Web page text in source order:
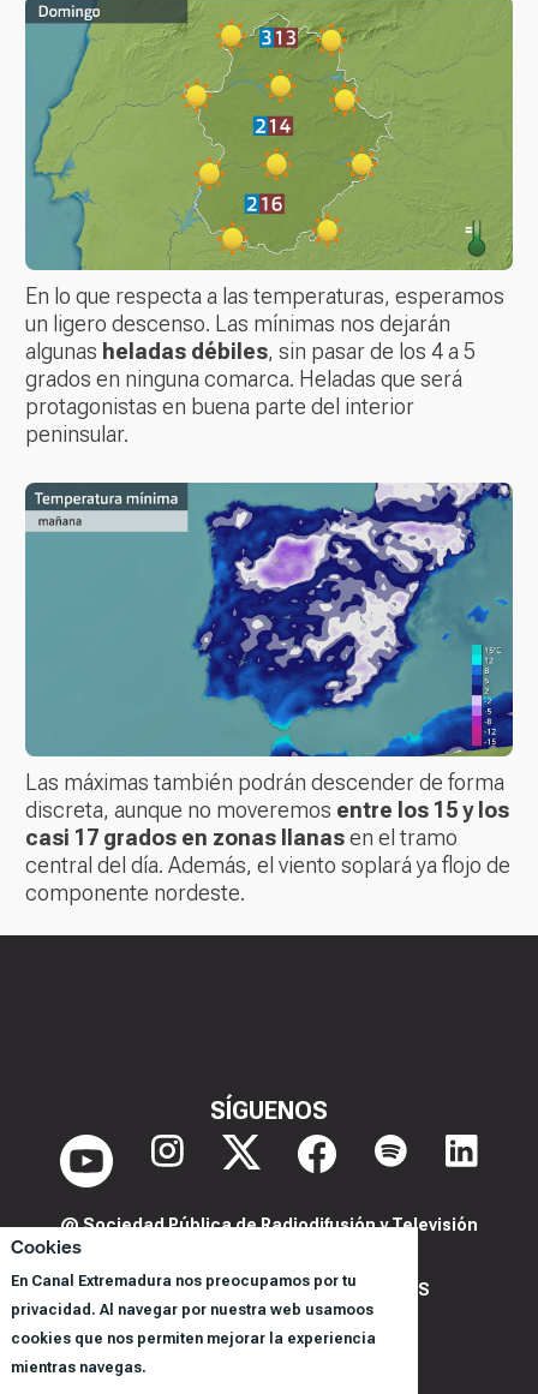
Cookies
En Canal Extremadura nos preocupamos por tu
privacidad. Al navegar por nuestra web usamoos
cookies que nos permiten mejorar la experiencia
mientras navegas.
En lo que respecta a las temperaturas, esperamos
un ligero descenso. Las mínimas nos dejarán
algunas heladas débiles, sin pasar de los 4 a 5
grados en ninguna comarca. Heladas que será
protagonistas en buena parte del interior
peninsular.
Las máximas también podrán descender de forma
discreta, aunque no moveremos entre los 15 y los
casi 17 grados en zonas llanasen el tramo
central del día. Además, el viento soplará ya flojo de
componente nordeste.
SÍGUENOS
@ Sociedad Pública de Radiodifusión y Televisión
POLITICA DE PRIVACIDAD Y COOKIES